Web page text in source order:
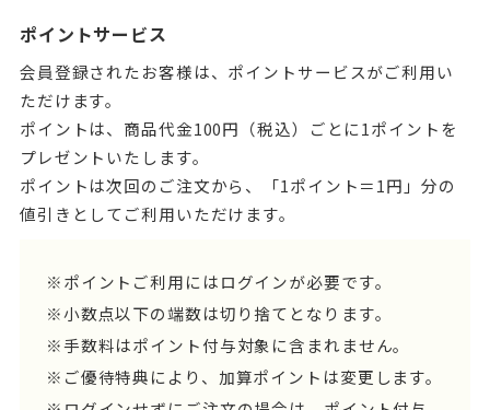
ポイントサービス
会員登録されたお客様は、ポイントサービスがご利用い
ただけます。
ポイントは、商品代金100円（税込）ごとに1ポイントを
プレゼントいたします。
ポイントは次回のご注文から、「1ポイント＝1円」分の
値引きとしてご利用いただけます。
※ポイントご利用にはログインが必要です。
※小数点以下の端数は切り捨てとなります。
※手数料はポイント付与対象に含まれません。
※ご優待特典により、加算ポイントは変更します。